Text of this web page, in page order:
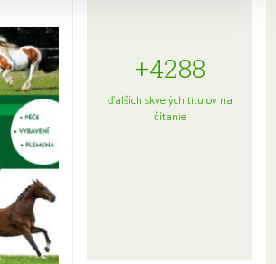
+4288
ďalších skvelých titulov na
čítanie